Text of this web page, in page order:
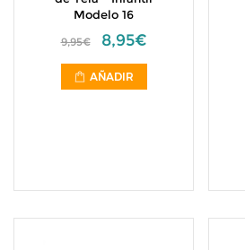
Modelo 16
9,95€ 8,95€
AÑADIR